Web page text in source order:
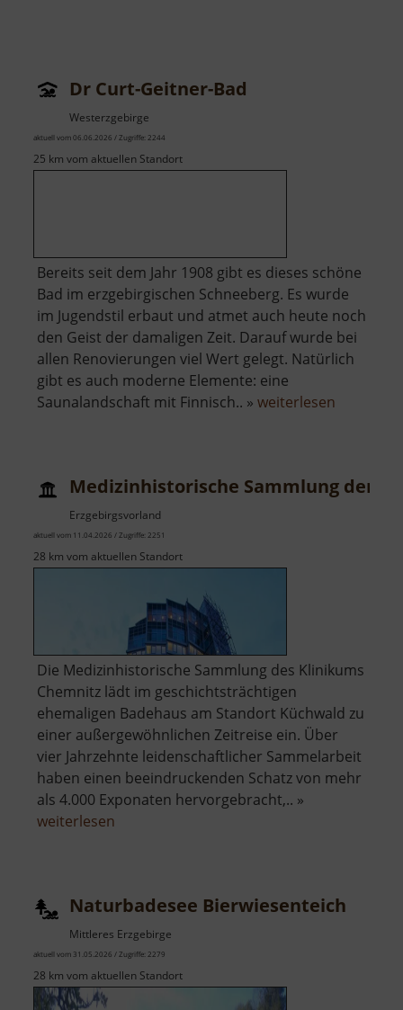
Dr Curt-Geitner-Bad
Westerzgebirge
aktuell vom 06.06.2026 / Zugriffe: 2244
25 km vom aktuellen Standort
Bereits seit dem Jahr 1908 gibt es dieses schöne
Bad im erzgebirgischen Schneeberg. Es wurde
im Jugendstil erbaut und atmet auch heute noch
den Geist der damaligen Zeit. Darauf wurde bei
allen Renovierungen viel Wert gelegt. Natürlich
gibt es auch moderne Elemente: eine
Saunalandschaft mit Finnisch.. » weiterlesen
Bad
Medizinhistorische Sammlung der
Erzgebirgsvorland
aktuell vom 11.04.2026 / Zugriffe: 2251
28 km vom aktuellen Standort
​Die Medizinhistorische Sammlung des Klinikums
Chemnitz lädt im geschichtsträchtigen
ehemaligen Badehaus am Standort Küchwald zu
einer außergewöhnlichen Zeitreise ein. Über
vier Jahrzehnte leidenschaftlicher Sammelarbeit
haben einen beeindruckenden Schatz von mehr
als 4.000 Exponaten hervorgebracht,.. »
weiterlesen
Klinikum
Chemnitz
gGmbH
Naturbadesee Bierwiesenteich
Mittleres Erzgebirge
aktuell vom 31.05.2026 / Zugriffe: 2279
28 km vom aktuellen Standort